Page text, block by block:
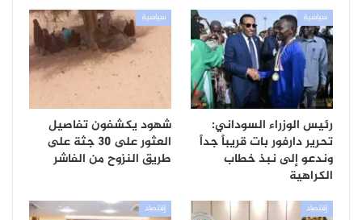
سياسية
رئيس الوزراء السوداني:
تحرير دارفور بات قريباً جداً
وندعو إلى نبذ خطاب
الكراهية
سياسية
شهود يكشفون تفاصيل
العثور على 30 جثة على
طريق النزوح من الفاشر
إقتصاد إقتصاد